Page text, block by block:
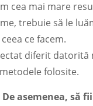
cea mai mare
trebuie să le
ce facem.
diferit
folosite.
asemenea, să